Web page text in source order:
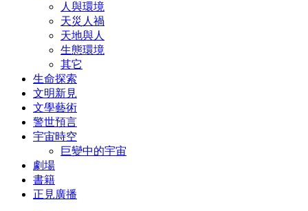
人與環境
天災人禍
天地與人
生態環境
其它
生命探索
文明新見
文學藝術
警世預言
宇宙時空
巨變中的宇宙
劇場
書籍
正見廣播